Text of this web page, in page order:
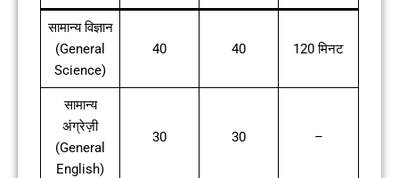
सामान्य विज्ञान
(General
Science)
40 40 120 मिनट
सामान्य
अंग्रेज़ी
(General
English)
30 30 –